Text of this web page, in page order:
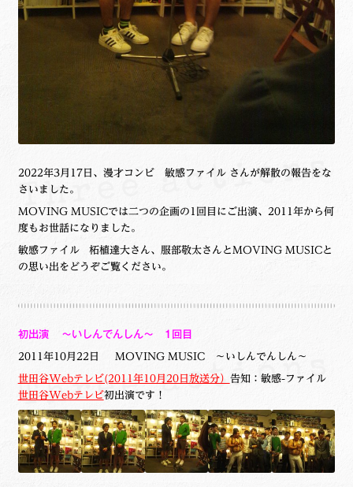
2022年3月17日、漫才コンビ 敏感ファイル さんが解散の報告をな
さいました。
MOVING MUSICでは二つの企画の1回目にご出演、2011年から何
度もお世話になりました。
敏感ファイル 柘植達大さん、服部敬太さんとMOVING MUSICと
の思い出をどうぞご覧ください。
初出演 ～いしんでんしん～ 1回目
2011年10月22日 MOVING MUSIC ～いしんでんしん～
世田谷Webテレビ(2011年10月20日放送分） 告知：敏感-ファイル
世田谷Webテレビ初出演です！